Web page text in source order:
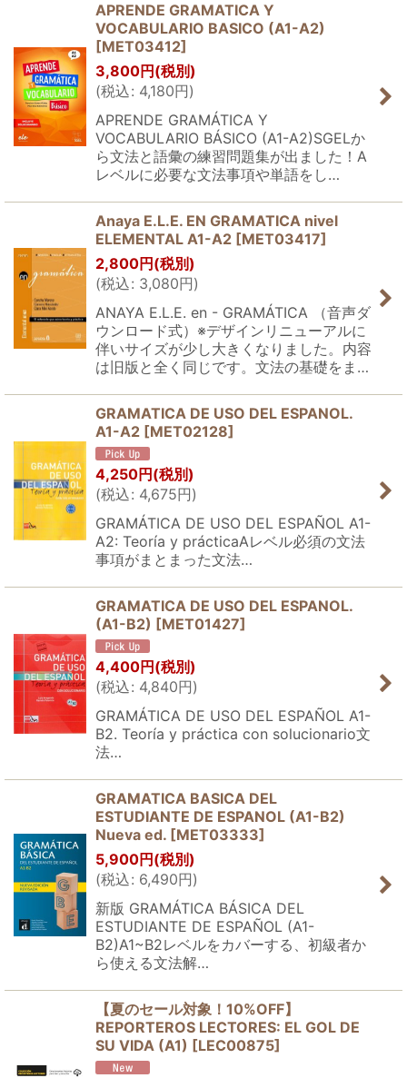
APRENDE GRAMATICA Y
VOCABULARIO BASICO (A1-A2)
[MET03412]
3,800円 (税別)
(税込: 4,180円)
APRENDE GRAMÁTICA Y
VOCABULARIO BÁSICO (A1-A2)SGELか
ら文法と語彙の練習問題集が出ました！A
レベルに必要な文法事項や単語をし…
Anaya E.L.E. EN GRAMATICA nivel
ELEMENTAL A1-A2 [MET03417]
2,800円 (税別)
(税込: 3,080円)
ANAYA E.L.E. en - GRAMÁTICA （音声ダ
ウンロード式）※デザインリニューアルに
伴いサイズが少し大きくなりました。内容
は旧版と全く同じです。文法の基礎をま…
GRAMATICA DE USO DEL ESPANOL.
A1-A2 [MET02128]
4,250円 (税別)
(税込: 4,675円)
GRAMÁTICA DE USO DEL ESPAÑOL A1-
A2: Teoría y prácticaAレベル必須の文法
事項がまとまった文法…
GRAMATICA DE USO DEL ESPANOL.
(A1-B2) [MET01427]
4,400円 (税別)
(税込: 4,840円)
GRAMÁTICA DE USO DEL ESPAÑOL A1-
B2. Teoría y práctica con solucionario文
法…
GRAMATICA BASICA DEL
ESTUDIANTE DE ESPANOL (A1-B2)
Nueva ed. [MET03333]
5,900円 (税別)
(税込: 6,490円)
新版 GRAMÁTICA BÁSICA DEL
ESTUDIANTE DE ESPAÑOL (A1-
B2)A1~B2レベルをカバーする、初級者か
ら使える文法解…
【夏のセール対象！10%OFF】
REPORTEROS LECTORES: EL GOL DE
SU VIDA (A1) [LEC00875]